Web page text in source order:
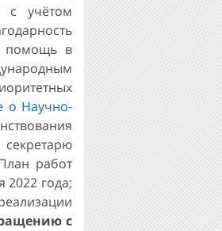
с учётом
помощь в
о Научно-
работ
года;
с